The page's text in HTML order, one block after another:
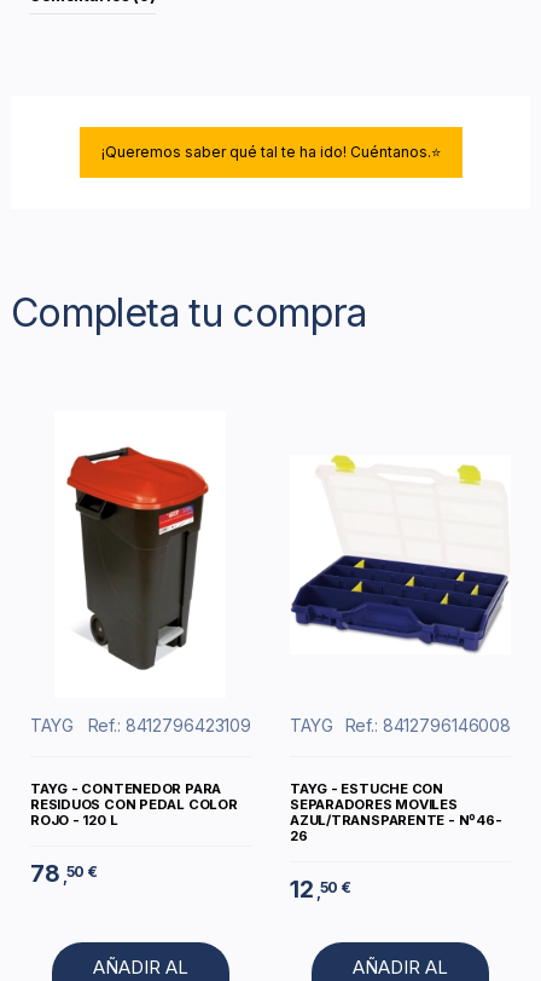
¡Queremos saber qué tal te ha ido! Cuéntanos.⭐
Completa tu compra
TAYG Ref.: 8412796423109
TAYG - CONTENEDOR PARA
RESIDUOS CON PEDAL COLOR
ROJO - 120 L
78 ,50 €
AÑADIR AL
TAYG Ref.: 8412796146008
TAYG - ESTUCHE CON
SEPARADORES MOVILES
AZUL/TRANSPARENTE - Nº46-
26
12 ,50 €
AÑADIR AL